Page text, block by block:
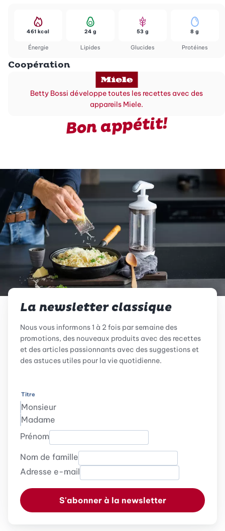
Énergie
461 kcal
Lipides
24 g
Glucides
53 g
Protéines
8 g
Coopération
Betty Bossi développe toutes les recettes avec des
appareils Miele.
Bon appétit!
La newsletter classique
Nous vous informons 1 à 2 fois par semaine des
promotions, des nouveaux produits avec des recettes
et des articles passionnants avec des suggestions et
des astuces utiles pour la vie quotidienne.
Titre
Monsieur
Madame
Prénom
Nom de famille
Adresse e-mail
S'abonner à la newsletter